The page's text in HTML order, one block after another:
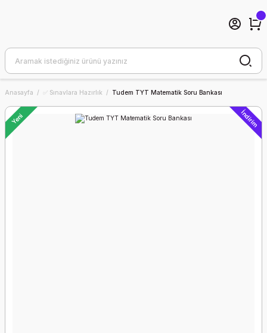
Anasayfa ✅ Sınavlara Hazırlık Tudem TYT Matematik Soru Bankası
Yeni İndirim